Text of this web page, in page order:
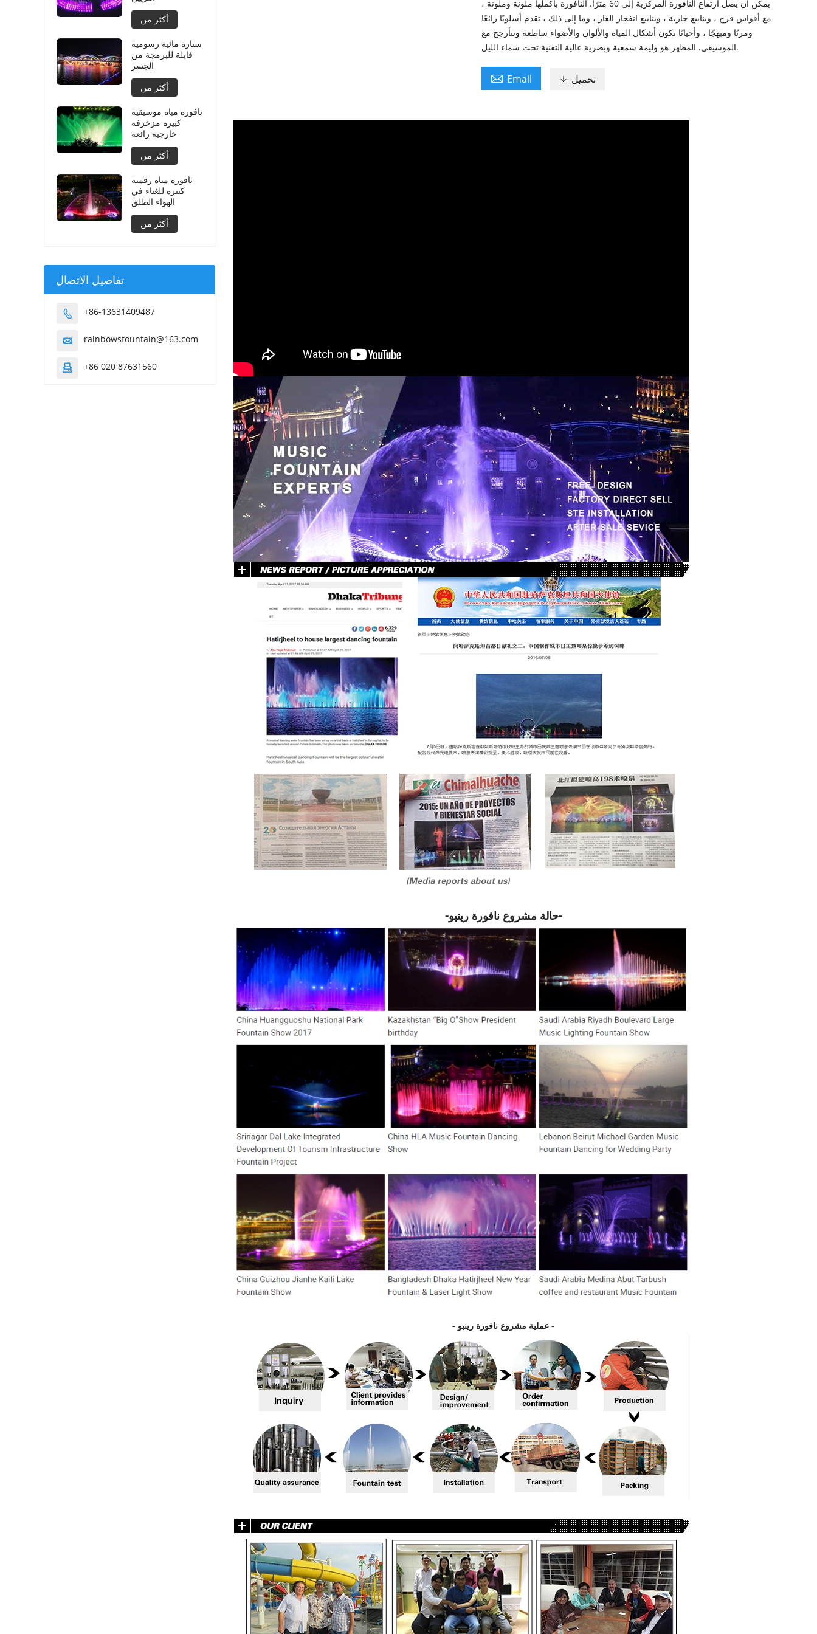
يمكن أن يصل ارتفاع النافورة المركزية إلى 60 مترًا. النافورة بأكملها ملونة وملونة ،
مع أقواس قزح ، وينابيع جارية ، وينابيع انفجار الغاز ، وما إلى ذلك ، تقدم أسلوبًا رائعًا
ومرنًا ومبهجًا ، وأحيانًا تكون أشكال المياه والألوان والأضواء ساطعة وتتأرجح مع
الموسيقى. المظهر هو وليمة سمعية وبصرية عالية التقنية تحت سماء الليل.
 Email  تحميل
-حالة مشروع نافورة رينبو-
- عملية مشروع نافورة رينبو -
أكثر من
ستارة مائية رسومية
قابلة للبرمجة من
الجسر
أكثر من
نافورة مياه موسيقية
كبيرة مزخرفة
خارجية رائعة
أكثر من
نافورة مياه رقمية
كبيرة للغناء في
الهواء الطلق
أكثر من
تفاصيل الاتصال
 +86-13631409487
 rainbowsfountain@163.com
 +86 020 87631560